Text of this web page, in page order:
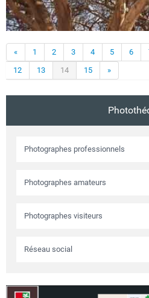
« 1 2 3 4 5 6
12
13 14 15 »
Photographes professionnels
Photographes amateurs
Photographes visiteurs
Réseau social